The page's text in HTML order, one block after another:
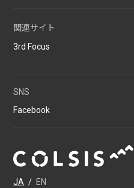
JA / EN
関連サイト
3rd Focus
SNS
Facebook